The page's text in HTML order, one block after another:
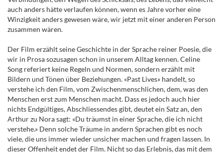
auch anders hätte verlaufen können, wenn es Jahre vorher eine
Winzigkeit anders gewesen wäre, wir jetzt mit einer anderen Person
zusammen wären.
Der Film erzählt seine Geschichte in der Sprache reiner Poesie, die
wir in Prosa sozusagen schon in unserem Alltag kennen. Celine
Song referiert keine Regeln und Normen, sondern erzählt mit
Bildern und Tönen über Beziehungen. «Past Lives» handelt, so
verstehe ich den Film, vom Zwischenmenschlichen, dem, was den
Menschen erst zum Menschen macht. Dass es jedoch auch hier
nichts Endgültiges, Abschliessendes gibt, deutet ein Satz an, den
Arthur zu Nora sagt: «Du träumst in einer Sprache, die ich nicht
verstehe.» Denn solche Träume in andern Sprachen gibt es noch
viele, die uns immer wieder unsicher machen und fragen lassen. In
dieser Offenheit endet der Film. Nicht so das Erlebnis, das mit dem